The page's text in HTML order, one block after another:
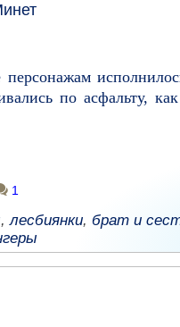
по асфальту,
1
,лесбиянки, брат и